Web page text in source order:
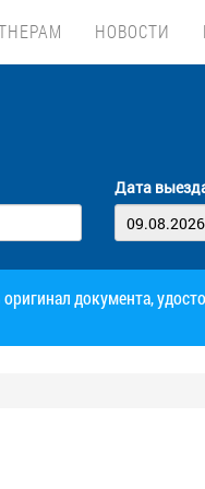
НОВОСТИ
Дата
документа,